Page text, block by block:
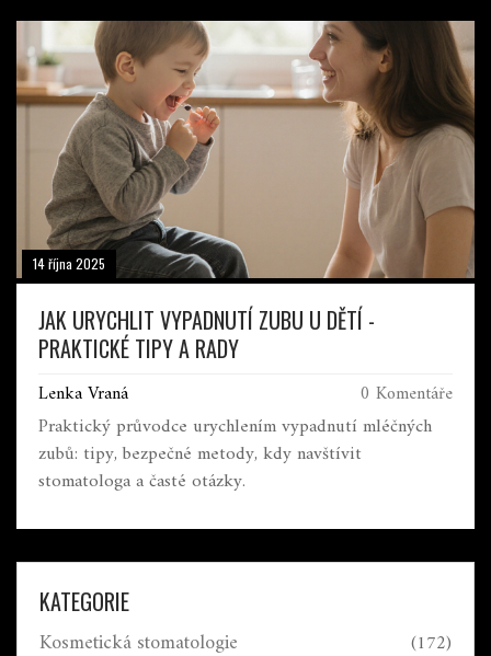
14 října 2025
JAK URYCHLIT VYPADNUTÍ ZUBU U DĚTÍ -
PRAKTICKÉ TIPY A RADY
Lenka Vraná 0 Komentáře
Praktický průvodce urychlením vypadnutí mléčných
zubů: tipy, bezpečné metody, kdy navštívit
stomatologa a časté otázky.
KATEGORIE
Kosmetická stomatologie (172)